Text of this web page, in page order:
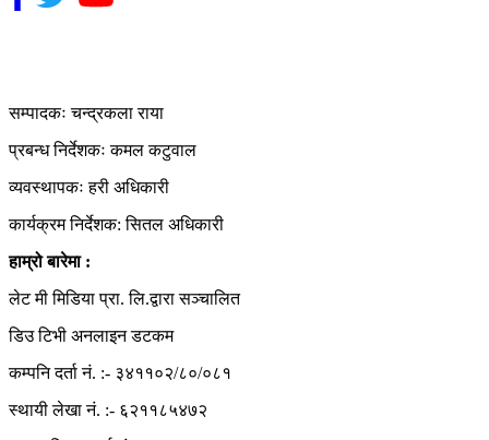
सम्पादकः चन्द्रकला राया
प्रबन्ध निर्देशकः कमल कटुवाल
व्यवस्थापकः हरी अधिकारी
कार्यक्रम निर्देशक: सितल अधिकारी
हाम्रो बारेमा :
लेट मी मिडिया प्रा. लि.द्वारा सञ्चालित
डिउ टिभी अनलाइन डटकम
कम्पनि दर्ता नं. :- ३४११०२/८०/०८१
स्थायी लेखा नं. :- ६२११८५४७२